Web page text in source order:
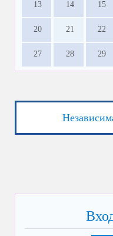
13 14 15
20 21 22
27 28 29